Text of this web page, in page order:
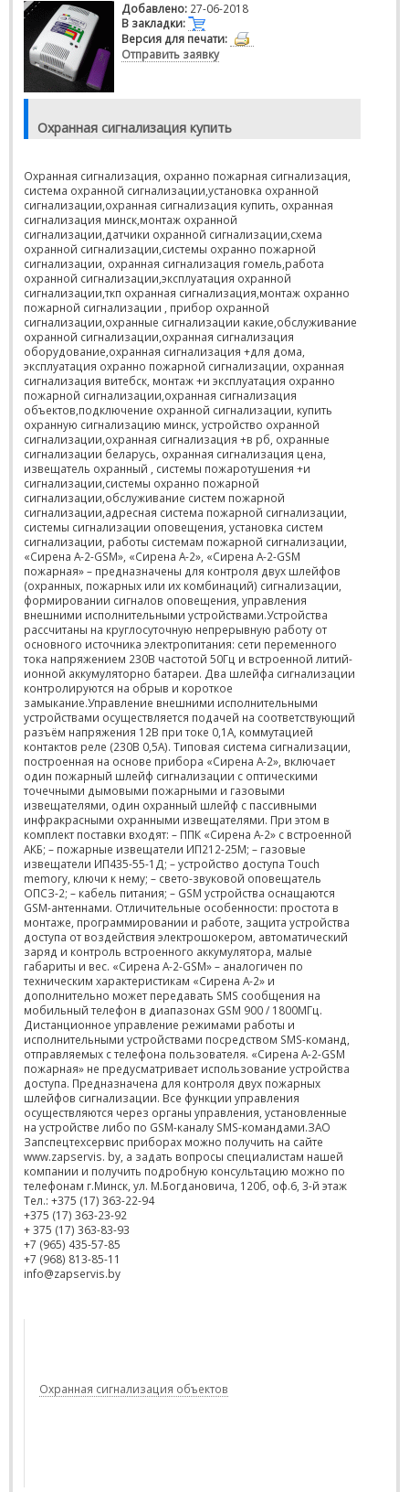
Добавлено: 27-06-2018
В закладки:
Версия для печати:
Отправить заявку
Охранная сигнализация купить
Охранная сигнализация, охранно пожарная сигнализация,
система охранной сигнализации,установка охранной
сигнализации,охранная сигнализация купить, охранная
сигнализация минск,монтаж охранной
сигнализации,датчики охранной сигнализации,схема
охранной сигнализации,системы охранно пожарной
сигнализации, охранная сигнализация гомель,работа
охранной сигнализации,эксплуатация охранной
сигнализации,ткп охранная сигнализация,монтаж охранно
пожарной сигнализации , прибор охранной
сигнализации,охранные сигнализации какие,обслуживание
охранной сигнализации,охранная сигнализация
оборудование,охранная сигнализация +для дома,
эксплуатация охранно пожарной сигнализации, охранная
сигнализация витебск, монтаж +и эксплуатация охранно
пожарной сигнализации,охранная сигнализация
объектов,подключение охранной сигнализации, купить
охранную сигнализацию минск, устройство охранной
сигнализации,охранная сигнализация +в рб, охранные
сигнализации беларусь, охранная сигнализация цена,
извещатель охранный , системы пожаротушения +и
сигнализации,системы охранно пожарной
сигнализации,обслуживание систем пожарной
сигнализации,адресная система пожарной сигнализации,
системы сигнализации оповещения, установка систем
сигнализации, работы системам пожарной сигнализации,
«Сирена А-2-GSM», «Сирена А-2», «Сирена А-2-GSM
пожарная» – предназначены для контроля двух шлейфов
(охранных, пожарных или их комбинаций) сигнализации,
формировании сигналов оповещения, управления
внешними исполнительными устройствами.Устройства
рассчитаны на круглосуточную непрерывную работу от
основного источника электропитания: сети переменного
тока напряжением 230В частотой 50Гц и встроенной литий-
ионной аккумуляторно батареи. Два шлейфа сигнализации
контролируются на обрыв и короткое
замыкание.Управление внешними исполнительными
устройствами осуществляется подачей на соответствующий
разъём напряжения 12В при токе 0,1А, коммутацией
контактов реле (230В 0,5А). Типовая система сигнализации,
построенная на основе прибора «Сирена А-2», включает
один пожарный шлейф сигнализации с оптическими
точечными дымовыми пожарными и газовыми
извещателями, один охранный шлейф с пассивными
инфракрасными охранными извещателями. При этом в
комплект поставки входят: – ППК «Сирена А-2» с встроенной
АКБ; – пожарные извещатели ИП212-25М; – газовые
извещатели ИП435-55-1Д; – устройство доступа Touch
memory, ключи к нему; – свето-звуковой оповещатель
ОПСЗ-2; – кабель питания; – GSM устройства оснащаются
GSM-антеннами. Отличительные особенности: простота в
монтаже, программировании и работе, защита устройства
доступа от воздействия электрошокером, автоматический
заряд и контроль встроенного аккумулятора, малые
габариты и вес. «Сирена А-2-GSM» – аналогичен по
техническим характеристикам «Сирена А-2» и
дополнительно может передавать SMS сообщения на
мобильный телефон в диапазонах GSM 900 / 1800МГц.
Дистанционное управление режимами работы и
исполнительными устройствами посредством SMS-команд,
отправляемых с телефона пользователя. «Сирена А-2-GSM
пожарная» не предусматривает использование устройства
доступа. Предназначена для контроля двух пожарных
шлейфов сигнализации. Все функции управления
осуществляются через органы управления, установленные
на устройстве либо по GSM-каналу SMS-командами.ЗАО
Запспецтехсервис приборах можно получить на сайте
www.zapservis. by, а задать вопросы специалистам нашей
компании и получить подробную консультацию можно по
телефонам г.Минск, ул. М.Богдановича, 120б, оф.6, 3-й этаж
Тел.: +375 (17) 363-22-94
+375 (17) 363-23-92
+ 375 (17) 363-83-93
+7 (965) 435-57-85
+7 (968) 813-85-11
info@zapservis.by
Охранная сигнализация объектов